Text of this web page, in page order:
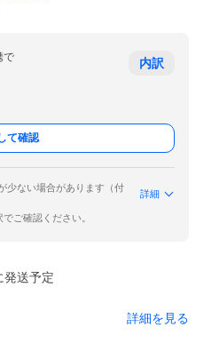
で 内訳
て確認
少ない場合があります（付
詳細
ご確認ください。
発送予定
詳細を見る